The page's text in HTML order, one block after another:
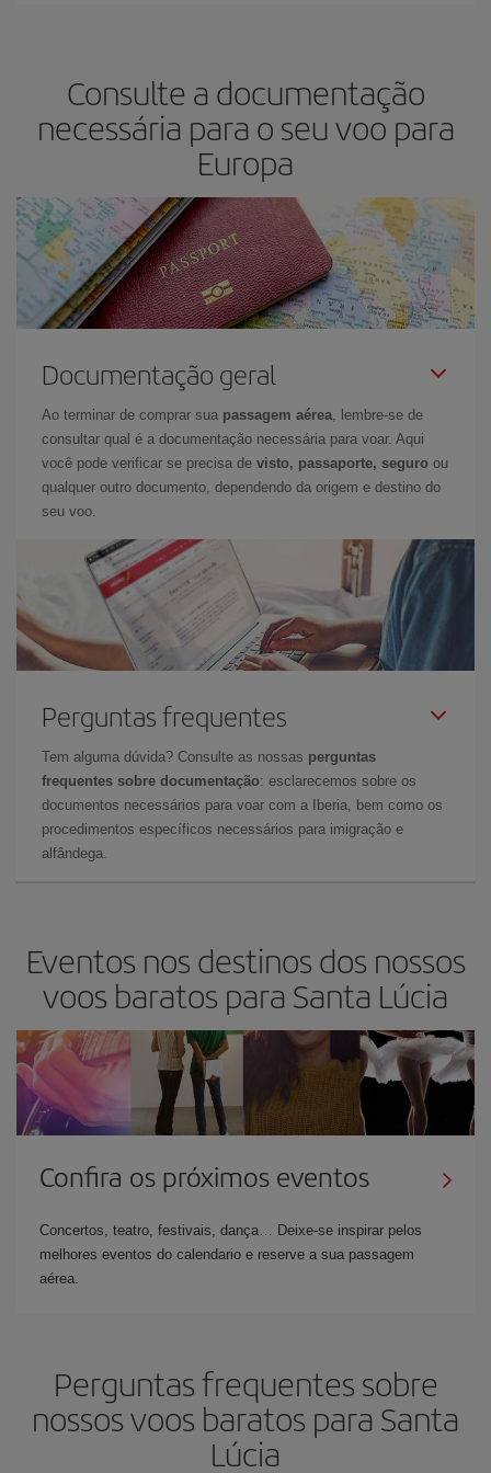
Consulte a documentação
necessária para o seu voo para
Europa
Documentação geral
Ao terminar de comprar sua passagem aérea , lembre-se de
consultar qual é a documentação necessária para voar. Aqui
você pode verificar se precisa de visto, passaporte, seguro ou
qualquer outro documento, dependendo da origem e destino do
seu voo.
Perguntas frequentes
Tem alguma dúvida? Consulte as nossas perguntas
frequentes sobre documentação: esclarecemos sobre os
documentos necessários para voar com a Iberia, bem como os
procedimentos específicos necessários para imigração e
alfândega.
Eventos nos destinos dos nossos
voos baratos para Santa Lúcia
Confira os próximos eventos
Concertos, teatro, festivais, dança… Deixe-se inspirar pelos
melhores eventos do calendario e reserve a sua passagem
aérea.
Perguntas frequentes sobre
nossos voos baratos para Santa
Lúcia